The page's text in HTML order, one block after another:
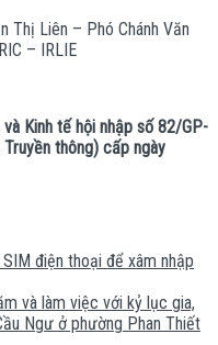
Thị Liên – Phó Chánh Văn
– IRLIE
Kinh tế hội nhập số 82/GP-
thông) cấp ngày
điện thoại để xâm nhập
và làm việc với kỷ lục gia,
Ngư ở phường Phan Thiết